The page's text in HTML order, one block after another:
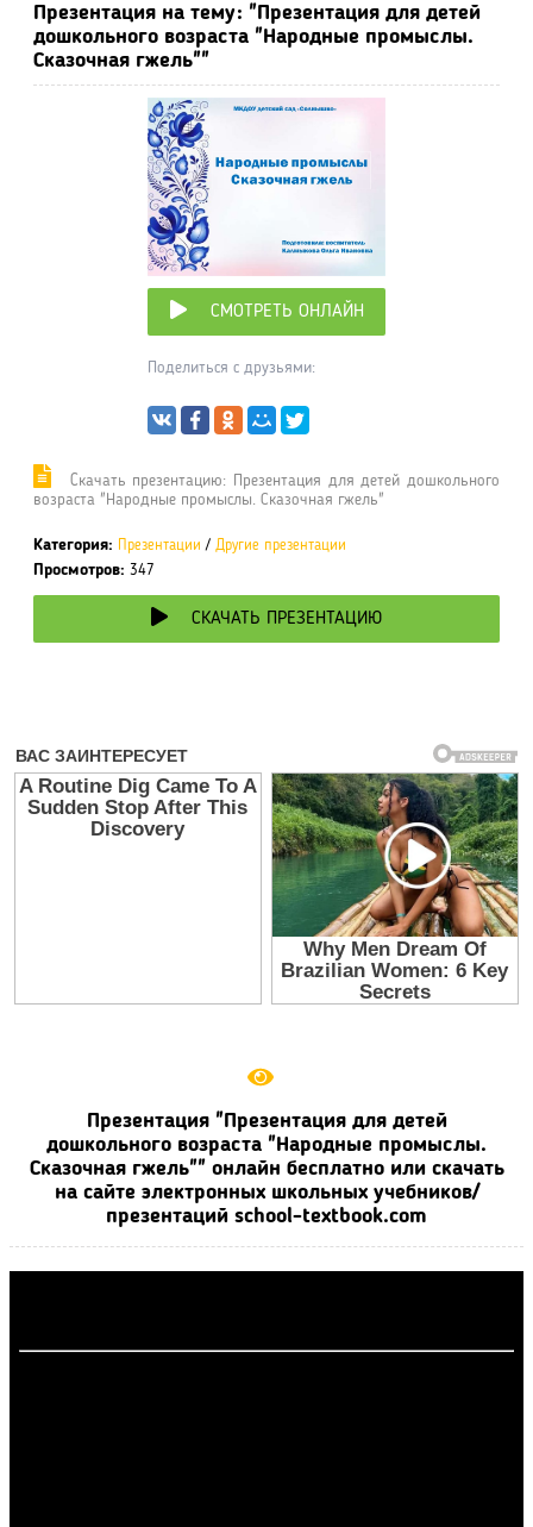
Презентация на тему: "Презентация для детей
дошкольного возраста "Народные промыслы.
Сказочная гжель""
СМОТРЕТЬ ОНЛАЙН
Поделиться с друзьями:
Cкачать презентацию: Презентация для детей дошкольного
возраста "Народные промыслы. Сказочная гжель"
Категория: Презентации / Другие презентации
Просмотров: 347
СКАЧАТЬ ПРЕЗЕНТАЦИЮ
Презентация "Презентация для детей
дошкольного возраста "Народные промыслы.
Сказочная гжель"" онлайн бесплатно или скачать
на сайте электронных школьных учебников/
презентаций school-textbook.com